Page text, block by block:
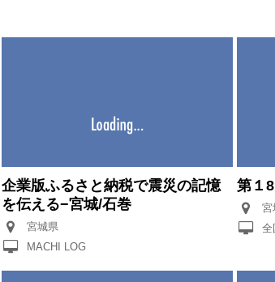
企業版ふるさと納税で震災の記憶
を伝える−宮城/石巻
宮城県
MACHI LOG
第１
宮
全